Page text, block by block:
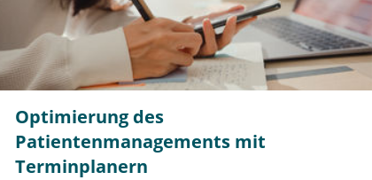
Optimierung des
Patientenmanagements mit
Terminplanern